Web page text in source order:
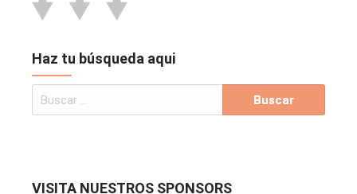
Haz tu búsqueda aqui
VISITA NUESTROS SPONSORS